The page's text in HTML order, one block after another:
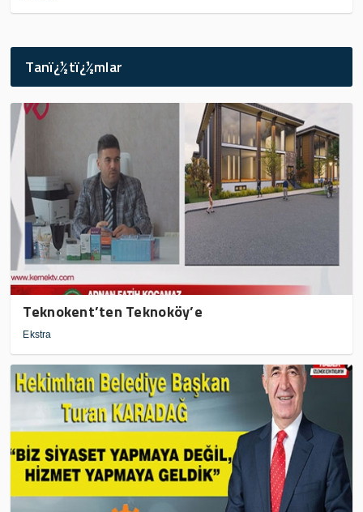
Tanï¿½tï¿½mlar
Teknokent’ten Teknoköy’e
Ekstra